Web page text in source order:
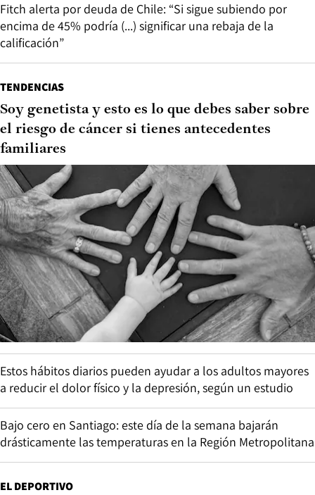
Fitch alerta por deuda de Chile: “Si sigue subiendo por
encima de 45% podría (...) significar una rebaja de la
calificación”
TENDENCIAS
Soy genetista y esto es lo que debes saber sobre
el riesgo de cáncer si tienes antecedentes
familiares
Estos hábitos diarios pueden ayudar a los adultos mayores
a reducir el dolor físico y la depresión, según un estudio
Bajo cero en Santiago: este día de la semana bajarán
drásticamente las temperaturas en la Región Metropolitana
EL DEPORTIVO